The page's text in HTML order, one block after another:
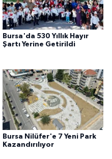
Bursa'da 530 Yıllık Hayır
Şartı Yerine Getirildi
Bursa Nilüfer'e 7 Yeni Park
Kazandırılıyor